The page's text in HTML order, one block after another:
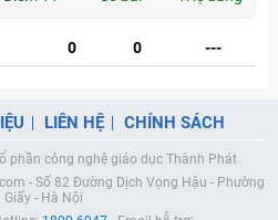
0 0 ---
LIÊN HỆ CHÍNH SÁCH
phần công nghệ giáo dục Thành Phát
- Số 82 Đường Dịch Vọng Hậu - Phường
Giấy - Hà Nội